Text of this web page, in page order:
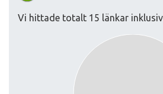
Vi hittade totalt 15 länkar